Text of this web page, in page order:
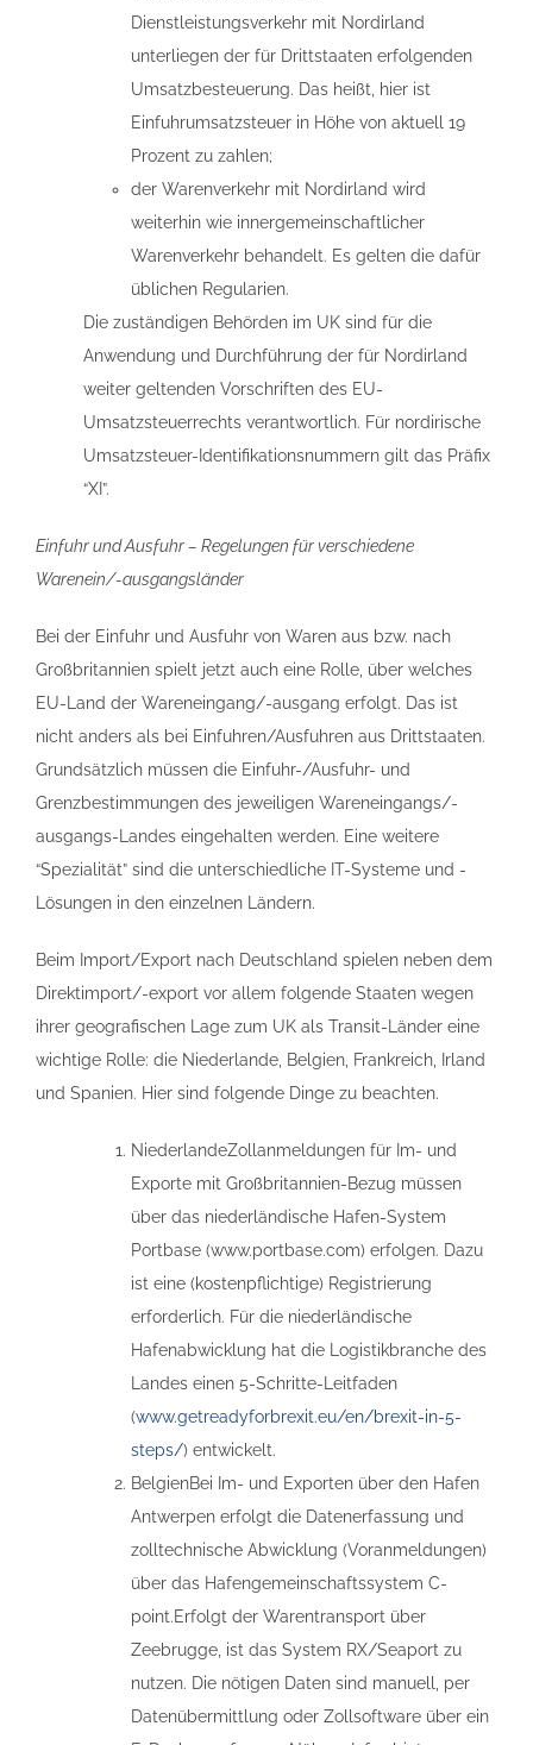
Dienstleistungsverkehr mit Nordirland
unterliegen der für Drittstaaten erfolgenden
Umsatzbesteuerung. Das heißt, hier ist
Einfuhrumsatzsteuer in Höhe von aktuell 19
Prozent zu zahlen;
der Warenverkehr mit Nordirland wird
weiterhin wie innergemeinschaftlicher
Warenverkehr behandelt. Es gelten die dafür
üblichen Regularien.
Die zuständigen Behörden im UK sind für die
Anwendung und Durchführung der für Nordirland
weiter geltenden Vorschriften des EU-
Umsatzsteuerrechts verantwortlich. Für nordirische
Umsatzsteuer-Identifikationsnummern gilt das Präfix
“XI”.
Einfuhr und Ausfuhr – Regelungen für verschiedene
Warenein/-ausgangsländer
Bei der Einfuhr und Ausfuhr von Waren aus bzw. nach
Großbritannien spielt jetzt auch eine Rolle, über welches
EU-Land der Wareneingang/-ausgang erfolgt. Das ist
nicht anders als bei Einfuhren/Ausfuhren aus Drittstaaten.
Grundsätzlich müssen die Einfuhr-/Ausfuhr- und
Grenzbestimmungen des jeweiligen Wareneingangs/-
ausgangs-Landes eingehalten werden. Eine weitere
“Spezialität” sind die unterschiedliche IT-Systeme und -
Lösungen in den einzelnen Ländern.
Beim Import/Export nach Deutschland spielen neben dem
Direktimport/-export vor allem folgende Staaten wegen
ihrer geografischen Lage zum UK als Transit-Länder eine
wichtige Rolle: die Niederlande, Belgien, Frankreich, Irland
und Spanien. Hier sind folgende Dinge zu beachten.
NiederlandeZollanmeldungen für Im- und
Exporte mit Großbritannien-Bezug müssen
über das niederländische Hafen-System
Portbase (www.portbase.com) erfolgen. Dazu
ist eine (kostenpflichtige) Registrierung
erforderlich. Für die niederländische
Hafenabwicklung hat die Logistikbranche des
Landes einen 5-Schritte-Leitfaden
(www.getreadyforbrexit.eu/en/brexit-in-5-
steps/) entwickelt.
BelgienBei Im- und Exporten über den Hafen
Antwerpen erfolgt die Datenerfassung und
zolltechnische Abwicklung (Voranmeldungen)
über das Hafengemeinschaftssystem C-
point.Erfolgt der Warentransport über
Zeebrugge, ist das System RX/Seaport zu
nutzen. Die nötigen Daten sind manuell, per
Datenübermittlung oder Zollsoftware über ein